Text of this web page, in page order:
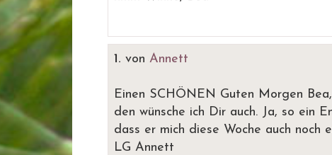
1. von Annett
Einen SCHÖNEN Guten Morgen Bea,
den wünsche ich Dir auch. Ja, so ein
dass er mich diese Woche auch noch
LG Annett